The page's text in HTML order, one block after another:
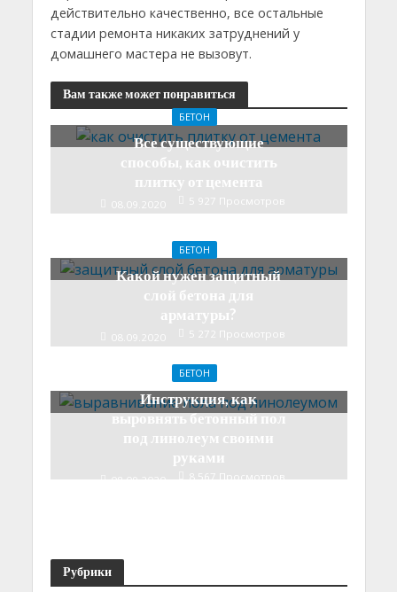
действительно качественно, все остальные
стадии ремонта никаких затруднений у
домашнего мастера не вызовут.
Вам также может понравиться
БЕТОН
Все существующие
способы, как очистить
плитку от цемента
08.09.2020
5 927 Просмотров
БЕТОН
Какой нужен защитный
слой бетона для
арматуры?
08.09.2020
5 272 Просмотров
БЕТОН
Инструкция, как
выровнять бетонный пол
под линолеум своими
руками
08.09.2020
8 567 Просмотров
Рубрики